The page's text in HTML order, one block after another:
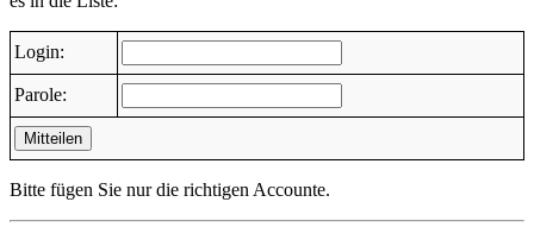
Login:
Parole:
Mitteilen
Bitte fügen Sie nur die richtigen Accounte.